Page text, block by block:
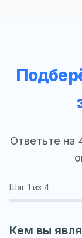
Ответьте
Шаг 1 из 4
Кем вы